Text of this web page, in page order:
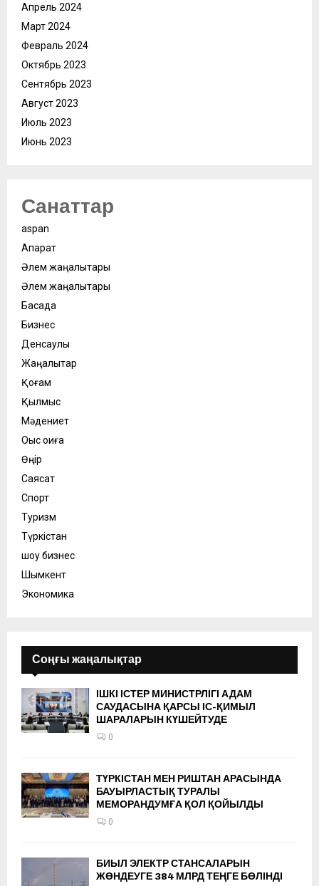
Апрель 2024
Март 2024
Февраль 2024
Октябрь 2023
Сентябрь 2023
Август 2023
Июль 2023
Июнь 2023
Санаттар
aspan
Ақпарат
Әлем жаңалықтары
Әлем жаңалықтары
Басқада
Бизнес
Денсаулық
Жаңалықтар
Қоғам
Қылмыс
Мәдениет
Оқыс оқиға
Өңір
Саясат
Спорт
Туризм
Түркістан
шоу бизнес
Шымкент
Экономика
Соңғы жаңалықтар
ІШКІ ІСТЕР МИНИСТРЛІГІ АДАМ
САУДАСЫНА ҚАРСЫ ІС-ҚИМЫЛ
ШАРАЛАРЫН КҮШЕЙТУДЕ
0
ТҮРКІСТАН МЕН РИШТАН АРАСЫНДА
БАУЫРЛАСТЫҚ ТУРАЛЫ
МЕМОРАНДУМҒА ҚОЛ ҚОЙЫЛДЫ
0
БИЫЛ ЭЛЕКТР СТАНСАЛАРЫН
ЖӨНДЕУГЕ 384 МЛРД ТЕҢГЕ БӨЛІНДІ